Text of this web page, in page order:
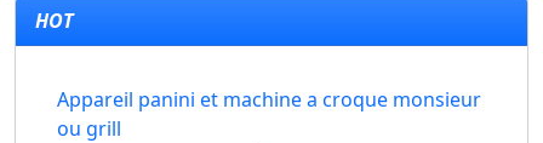
HOT
Appareil panini et machine a croque monsieur
ou grill